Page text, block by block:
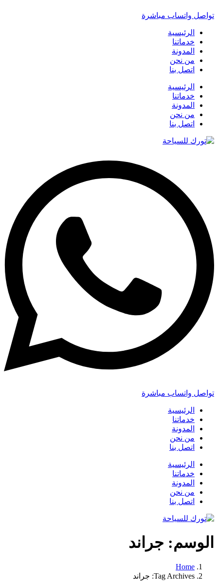
تواصل واتساب مباشرة
الرئيسية
خدماتنا
المدونة
من نحن
اتصل بنا
الرئيسية
خدماتنا
المدونة
من نحن
اتصل بنا
تواصل واتساب مباشرة
الرئيسية
خدماتنا
المدونة
من نحن
اتصل بنا
الرئيسية
خدماتنا
المدونة
من نحن
اتصل بنا
الوسم: جراند
Home
Tag Archives: جراند